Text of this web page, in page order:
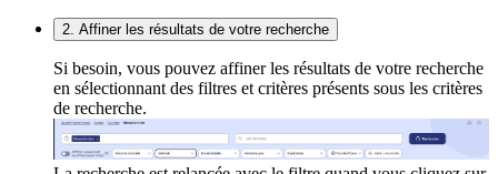
2. Affiner les résultats de votre recherche
Si besoin, vous pouvez affiner les résultats de votre recherche
en sélectionnant des filtres et critères présents sous les critères
de recherche.